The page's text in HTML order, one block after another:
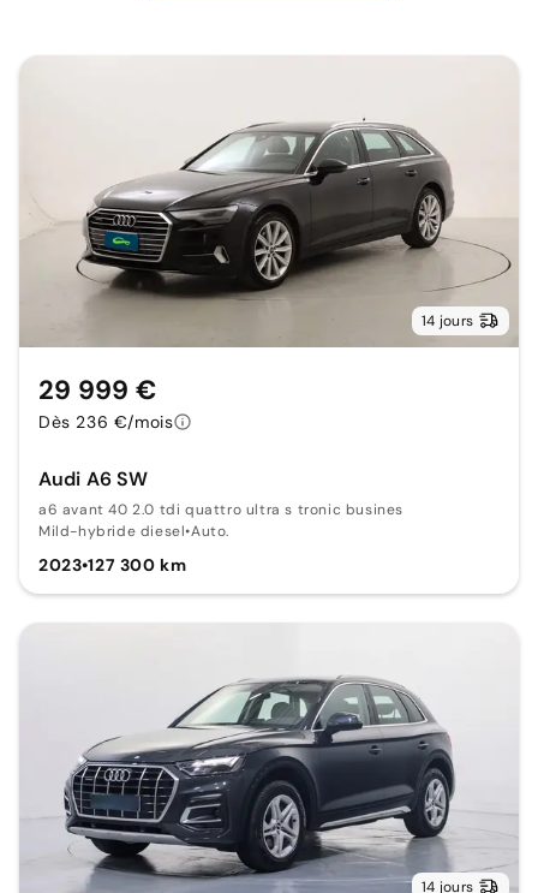
14 jours
Audi A6 SW
a6 avant 40 2.0 tdi quattro ultra s tronic busines
Mild-hybride diesel•Auto.
2023•127 300 km
29 999 €
Dès 236 €/mois
14 jours